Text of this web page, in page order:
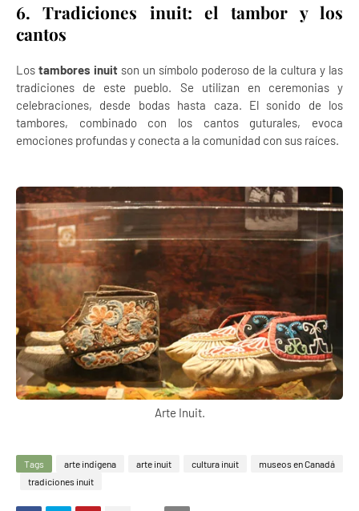
6. Tradiciones inuit: el tambor y los
cantos
Los tambores inuit son un símbolo poderoso de la cultura y las
tradiciones de este pueblo. Se utilizan en ceremonias y
celebraciones, desde bodas hasta caza. El sonido de los
tambores, combinado con los cantos guturales, evoca
emociones profundas y conecta a la comunidad con sus raíces.
Arte Inuit.
Tags arte indígena arte inuit cultura inuit
museos en Canadá
tradiciones inuit